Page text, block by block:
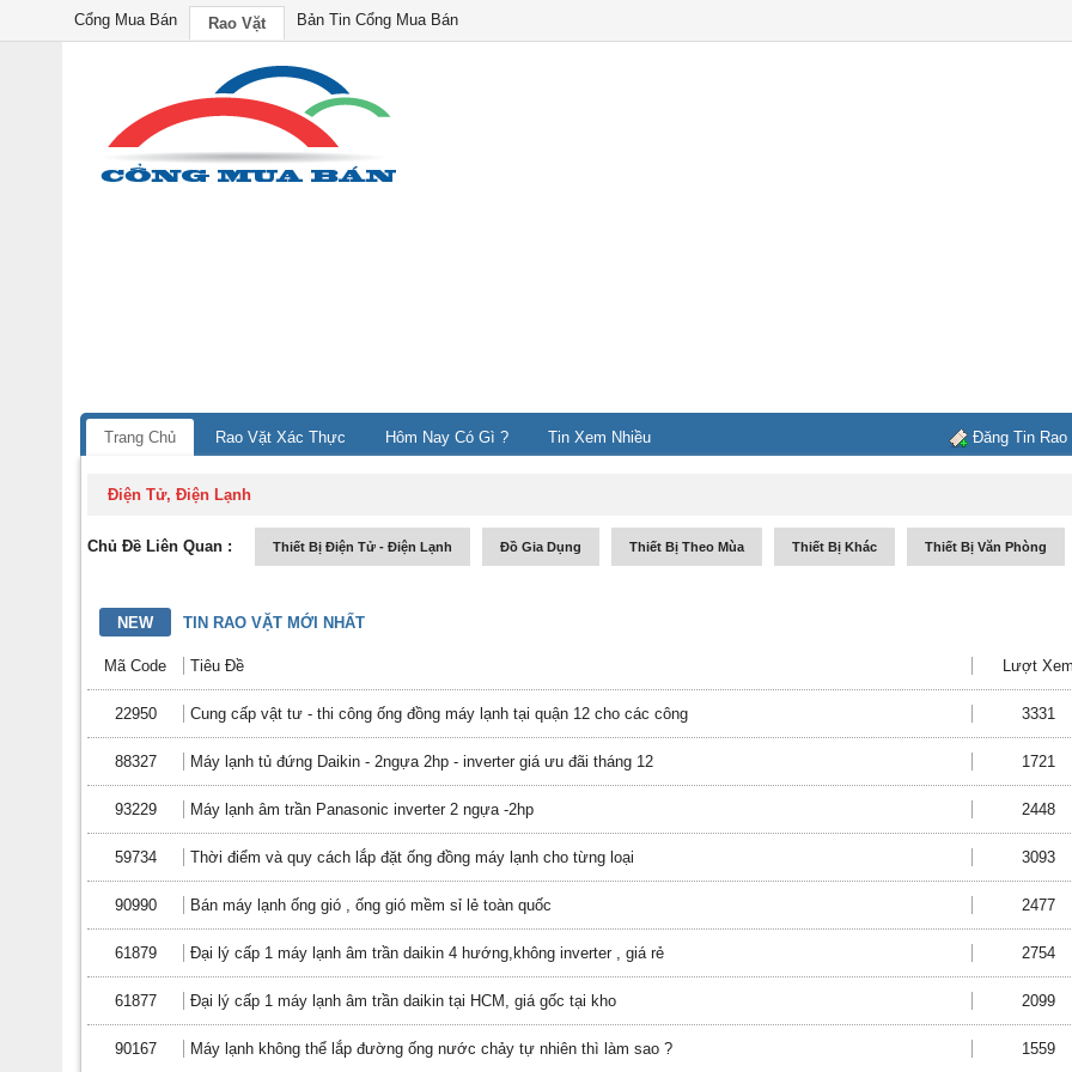
Cổng Mua Bán Rao Vặt Bản Tin Cổng Mua Bán
Trang Chủ Rao Vặt Xác Thực Hôm Nay Có Gì ? Tin Xem Nhiều Đăng Tin Rao
Điện Tử, Điện Lạnh
Chủ Đề Liên Quan : Thiết Bị Điện Tử - Điện Lạnh Đồ Gia Dụng Thiết Bị Theo Mùa Thiết Bị Khác Thiết Bị Văn Phòng
NEW TIN RAO VẶT MỚI NHẤT
Mã Code Tiêu Đề Lượt
22950 Cung cấp vật tư - thi công ống đồng máy lạnh tại quận 12 cho các công 3331
88327 Máy lạnh tủ đứng Daikin - 2ngựa 2hp - inverter giá ưu đãi tháng 12 1721
93229 Máy lạnh âm trần Panasonic inverter 2 ngựa -2hp 2448
59734 Thời điểm và quy cách lắp đặt ống đồng máy lạnh cho từng loại 3093
90990 Bán máy lạnh ống gió , ống gió mềm sỉ lẻ toàn quốc 2477
61879 Đại lý cấp 1 máy lạnh âm trần daikin 4 hướng,không inverter , giá rẻ 2754
61877 Đại lý cấp 1 máy lạnh âm trần daikin tại HCM, giá gốc tại kho 2099
90167 Máy lạnh không thể lắp đường ống nước chảy tự nhiên thì làm sao ? 1559